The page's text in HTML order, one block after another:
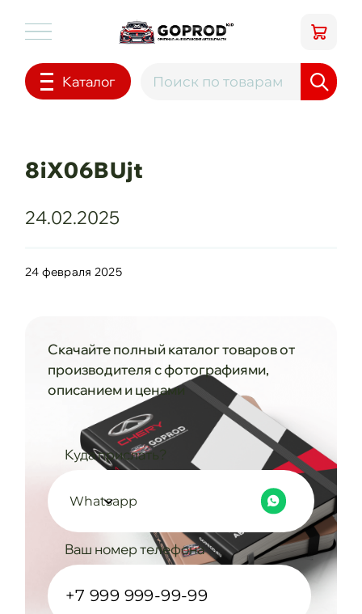
Каталог
8iX06BUjt
24.02.2025
24 февраля 2025
Скачайте полный каталог товаров от
производителя с фотографиями,
описанием и ценами
Куда прислать?
Whatsapp
Ваш номер телефона